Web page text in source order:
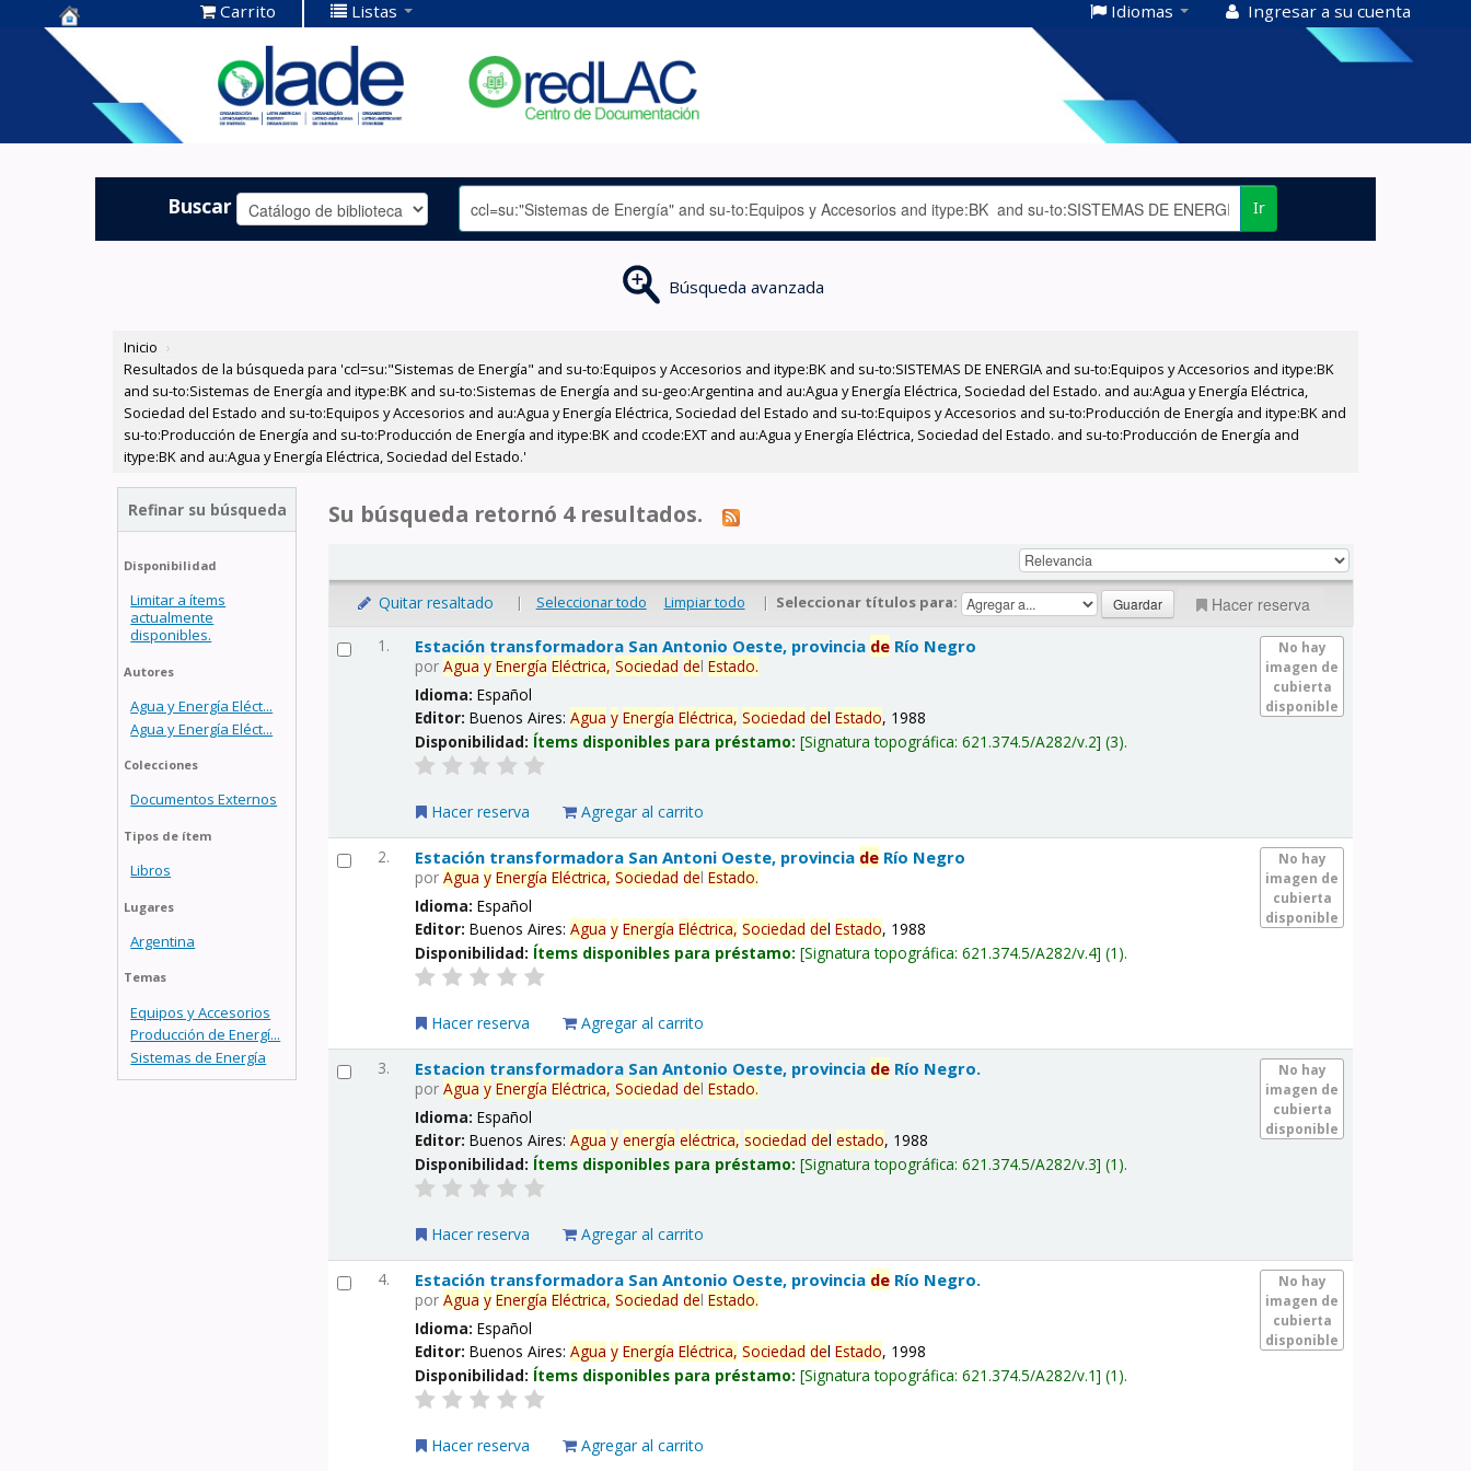
Centro de
Documentación
OLADE -
Carrito Listas Idiomas Ingresar a su cuenta
Buscar Ir
Búsqueda avanzada
Inicio ›
Resultados de la búsqueda para 'ccl=su:"Sistemas de Energía" and su-to:Equipos y Accesorios and itype:BK and su-to:SISTEMAS DE ENERGIA and su-to:Equipos y Accesorios and itype:BK
and su-to:Sistemas de Energía and itype:BK and su-to:Sistemas de Energía and su-geo:Argentina and au:Agua y Energía Eléctrica, Sociedad del Estado. and au:Agua y Energía Eléctrica,
Sociedad del Estado and su-to:Equipos y Accesorios and au:Agua y Energía Eléctrica, Sociedad del Estado and su-to:Equipos y Accesorios and su-to:Producción de Energía and itype:BK and
su-to:Producción de Energía and su-to:Producción de Energía and itype:BK and ccode:EXT and au:Agua y Energía Eléctrica, Sociedad del Estado. and su-to:Producción de Energía and
itype:BK and au:Agua y Energía Eléctrica, Sociedad del Estado.'
Refinar su búsqueda
Disponibilidad
Limitar a ítems
actualmente
disponibles.
Autores
Agua y Energía Eléct...
Agua y Energía Eléct...
Colecciones
Documentos Externos
Tipos de ítem
Libros
Lugares
Argentina
Temas
Equipos y Accesorios
Producción de Energí...
Sistemas de Energía
Su búsqueda retornó 4 resultados.
Quitar resaltado | Seleccionar todo Limpiar todo | Seleccionar títulos para: Hacer reserva
1.
No hay
imagen de
cubierta
disponible
Estación transformadora San Antonio Oeste, provincia de Río Negro
porAgua y Energía Eléctrica, Sociedad delEstado.
Idioma:Español
Editor:Buenos Aires:Agua y Energía Eléctrica, Sociedad delEstado, 1988
Disponibilidad: Ítems disponibles para préstamo: Signatura topográfica:621.374.5/A282/v.2 (3).
Hacer reserva Agregar al carrito
2.
No hay
imagen de
cubierta
disponible
Estación transformadora San Antoni Oeste, provincia de Río Negro
porAgua y Energía Eléctrica, Sociedad delEstado.
Idioma:Español
Editor:Buenos Aires:Agua y Energía Eléctrica, Sociedad delEstado, 1988
Disponibilidad: Ítems disponibles para préstamo: Signatura topográfica:621.374.5/A282/v.4 (1).
Hacer reserva Agregar al carrito
3.
No hay
imagen de
cubierta
disponible
Estacion transformadora San Antonio Oeste, provincia de Río Negro.
porAgua y Energía Eléctrica, Sociedad delEstado.
Idioma:Español
Editor:Buenos Aires:Agua y energía eléctrica, sociedad delestado, 1988
Disponibilidad: Ítems disponibles para préstamo: Signatura topográfica:621.374.5/A282/v.3 (1).
Hacer reserva Agregar al carrito
4.
No hay
imagen de
cubierta
disponible
Estación transformadora San Antonio Oeste, provincia de Río Negro.
porAgua y Energía Eléctrica, Sociedad delEstado.
Idioma:Español
Editor:Buenos Aires:Agua y Energía Eléctrica, Sociedad delEstado, 1998
Disponibilidad: Ítems disponibles para préstamo: Signatura topográfica:621.374.5/A282/v.1 (1).
Hacer reserva Agregar al carrito